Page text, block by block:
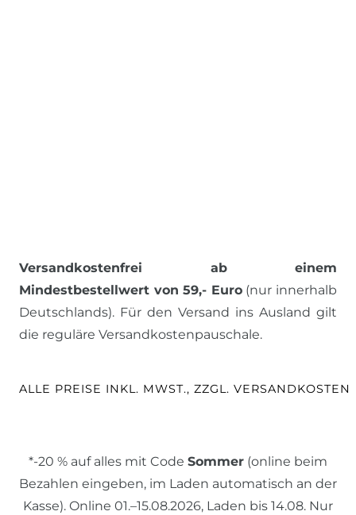
Versandkostenfrei ab einem
Mindestbestellwert von 59,- Euro(nur innerhalb
Deutschlands). Für den Versand ins Ausland gilt
die reguläre Versandkostenpauschale.
ALLE PREISE INKL. MWST., ZZGL. VERSANDKOSTEN
*-20 % auf alles mit Code Sommer (online beim
Bezahlen eingeben, im Laden automatisch an der
Kasse). Online 01.–15.08.2026, Laden bis 14.08. Nur